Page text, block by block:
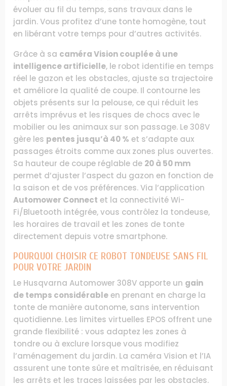
évoluer au fil du temps, sans travaux dans le
jardin. Vous profitez d’une tonte homogène, tout
en libérant votre temps pour d’autres activités.
Grâce à sa caméra Vision couplée à une
intelligence artificielle, le robot identifie en temps
réel le gazon et les obstacles, ajuste sa trajectoire
et améliore la qualité de coupe. Il contourne les
objets présents sur la pelouse, ce qui réduit les
arrêts imprévus et les risques de chocs avec le
mobilier ou les animaux sur son passage. Le 308V
gère les pentes jusqu’à 40 % et s’adapte aux
passages étroits comme aux zones plus ouvertes.
Sa hauteur de coupe réglable de 20 à 50 mm
permet d’ajuster l’aspect du gazon en fonction de
la saison et de vos préférences. Via l’application
Automower Connect et la connectivité Wi-
Fi/Bluetooth intégrée, vous contrôlez la tondeuse,
les horaires de travail et les zones de tonte
directement depuis votre smartphone.
POURQUOI CHOISIR CE ROBOT TONDEUSE SANS FIL
POUR VOTRE JARDIN
Le Husqvarna Automower 308V apporte un gain
de temps considérableen prenant en charge la
tonte de manière autonome, sans intervention
quotidienne. Les limites virtuelles EPOS offrent une
grande flexibilité : vous adaptez les zones à
tondre ou à exclure lorsque vous modifiez
l’aménagement du jardin. La caméra Vision et l’IA
assurent une tonte sûre et maîtrisée, en réduisant
les arrêts et les traces laissées par les obstacles.